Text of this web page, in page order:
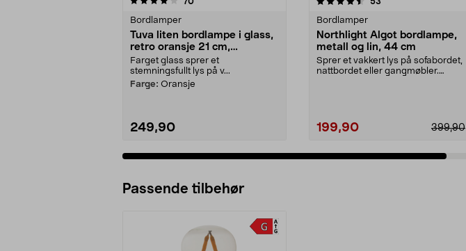
Bordlamper
Tuva liten bordlampe i glass,
retro oransje 21 cm,
Northlight
Farget glass sprer et
stemningsfullt lys på v...
Farge: Oransje
249,90
Bordlamper
Northlight Algot bordlampe,
metall og lin, 44 cm
Sprer et vakkert lys på sofabordet,
nattbordet eller gangmøbler.
199,90 399,90
Passende tilbehør